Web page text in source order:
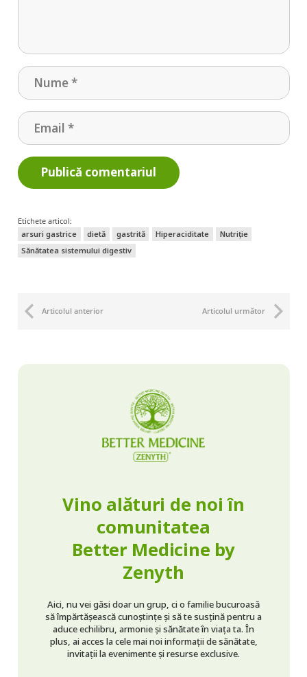
Publică comentariul
Etichete articol:
arsuri gastrice
dietă gastrită Hiperaciditate
Nutriție
Sănătatea sistemului digestiv
Articolul anterior Articolul următor
Vino alături de noi în
comunitatea
Better Medicine by
Zenyth
Aici, nu vei găsi doar un grup, ci o familie bucuroasă
să împărtășească cunoștințe și să te susțină pentru a
aduce echilibru, armonie și sănătate în viața ta. În
plus, ai acces la cele mai noi informații de sănătate,
invitații la evenimente și resurse exclusive.